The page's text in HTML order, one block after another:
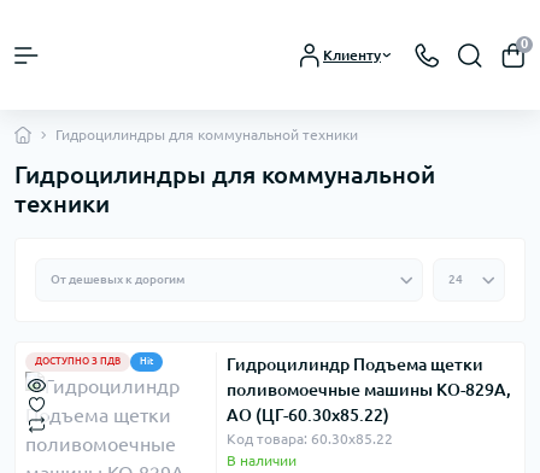
Клиенту
0
Гидроцилиндры для коммунальной техники
Гидроцилиндры для коммунальной
техники
ДОСТУПНО З ПДВ Hit
Гидроцилиндр Подъема щетки
поливомоечные машины КО-829А,
АО (ЦГ-60.30х85.22)
Код товара: 60.30х85.22
В наличии